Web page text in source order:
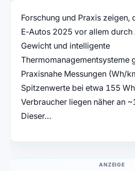
Forschung und Praxis zeigen,
E‑Autos 2025 vor allem
Gewicht und intelligente
Thermomanagementsysteme
Praxisnahe Messungen (Wh/
Spitzenwerte bei etwa 155
Verbraucher liegen näher an
Dieser…
ANZEIGE